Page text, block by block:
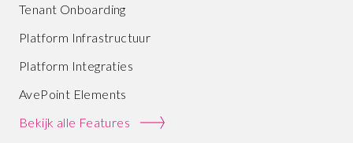
Tenant Onboarding
Platform Infrastructuur
Platform Integraties
AvePoint Elements
Bekijk alle Features